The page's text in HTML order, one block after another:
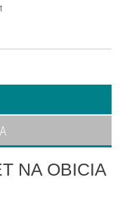
NA OBICIA